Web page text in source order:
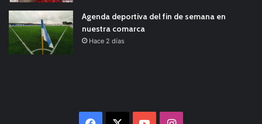
Agenda deportiva del fin de semana en
nuestra comarca
Hace 2 días